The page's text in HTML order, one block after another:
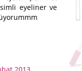
eyeliner ve